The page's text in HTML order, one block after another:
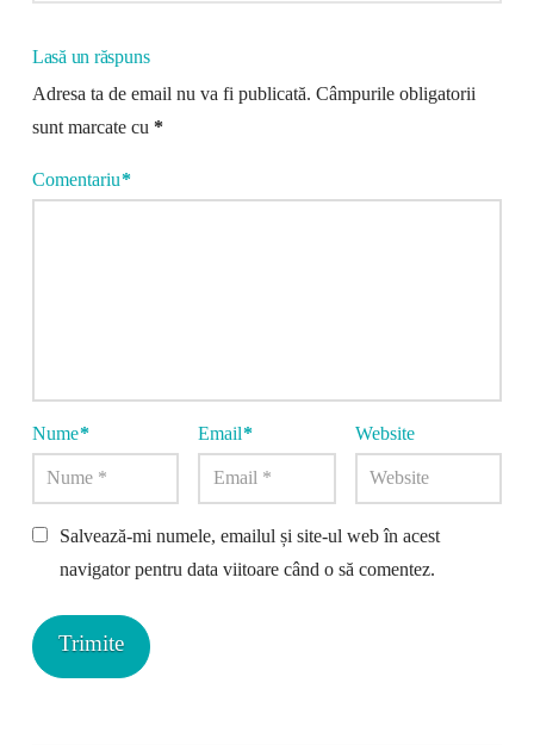
Lasă un răspuns
Adresa ta de email nu va fi publicată. Câmpurile obligatorii
sunt marcate cu *
Comentariu*
Nume* Email* Website
Salvează-mi numele, emailul și site-ul web în acest
navigator pentru data viitoare când o să comentez.